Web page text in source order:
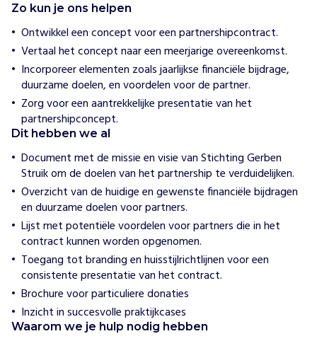
k
H
e
w
i
j
h
e
p
e
n
S
t
i
c
h
t
i
n
g
Zo kun je ons helpen
Ontwikkel een concept voor een partnershipcontract.
Vertaal het concept naar een meerjarige overeenkomst.
Incorporeer elementen zoals jaarlijkse financiële bijdrage,
duurzame doelen, en voordelen voor de partner.
Zorg voor een aantrekkelijke presentatie van het
partnershipconcept.
Dit hebben we al
Document met de missie en visie van Stichting Gerben
Struik om de doelen van het partnership te verduidelijken.
Overzicht van de huidige en gewenste financiële bijdragen
en duurzame doelen voor partners.
Lijst met potentiële voordelen voor partners die in het
contract kunnen worden opgenomen.
Toegang tot branding en huisstijlrichtlijnen voor een
consistente presentatie van het contract.
Brochure voor particuliere donaties
Inzicht in succesvolle praktijkcases
Waarom we je hulp nodig hebben